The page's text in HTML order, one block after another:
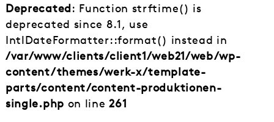
Deprecated: Function strftime() is
deprecated since 8.1, use
IntlDateFormatter::format() instead in
/var/www/clients/client1/web21/web/wp-
content/themes/werk-x/template-
parts/content/content-produktionen-
single.php on line261